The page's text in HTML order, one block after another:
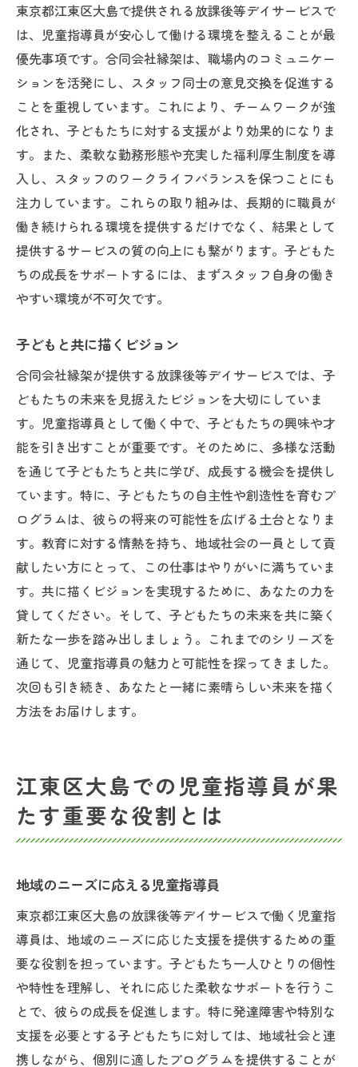
東京都江東区大島で提供される放課後等デイサービスで
は、児童指導員が安心して働ける環境を整えることが最
優先事項です。合同会社縁架は、職場内のコミュニケー
ションを活発にし、スタッフ同士の意見交換を促進する
ことを重視しています。これにより、チームワークが強
化され、子どもたちに対する支援がより効果的になりま
す。また、柔軟な勤務形態や充実した福利厚生制度を導
入し、スタッフのワークライフバランスを保つことにも
注力しています。これらの取り組みは、長期的に職員が
働き続けられる環境を提供するだけでなく、結果として
提供するサービスの質の向上にも繋がります。子どもた
ちの成長をサポートするには、まずスタッフ自身の働き
やすい環境が不可欠です。
子どもと共に描くビジョン
合同会社縁架が提供する放課後等デイサービスでは、子
どもたちの未来を見据えたビジョンを大切にしていま
す。児童指導員として働く中で、子どもたちの興味や才
能を引き出すことが重要です。そのために、多様な活動
を通じて子どもたちと共に学び、成長する機会を提供し
ています。特に、子どもたちの自主性や創造性を育むプ
ログラムは、彼らの将来の可能性を広げる土台となりま
す。教育に対する情熱を持ち、地域社会の一員として貢
献したい方にとって、この仕事はやりがいに満ちていま
す。共に描くビジョンを実現するために、あなたの力を
貸してください。そして、子どもたちの未来を共に築く
新たな一歩を踏み出しましょう。これまでのシリーズを
通じて、児童指導員の魅力と可能性を探ってきました。
次回も引き続き、あなたと一緒に素晴らしい未来を描く
方法をお届けします。
江東区大島での児童指導員が果
たす重要な役割とは
地域のニーズに応える児童指導員
東京都江東区大島の放課後等デイサービスで働く児童指
導員は、地域のニーズに応じた支援を提供するための重
要な役割を担っています。子どもたち一人ひとりの個性
や特性を理解し、それに応じた柔軟なサポートを行うこ
とで、彼らの成長を促進します。特に発達障害や特別な
支援を必要とする子どもたちに対しては、地域社会と連
携しながら、個別に適したプログラムを提供することが